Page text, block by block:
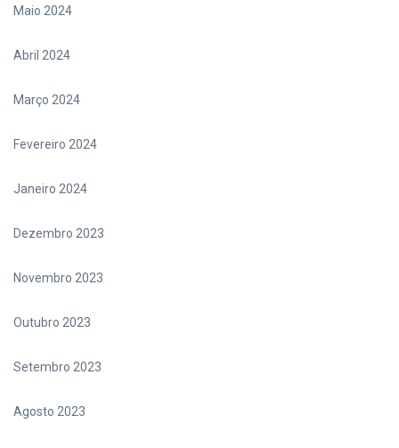
Maio 2024
Abril 2024
Março 2024
Fevereiro 2024
Janeiro 2024
Dezembro 2023
Novembro 2023
Outubro 2023
Setembro 2023
Agosto 2023